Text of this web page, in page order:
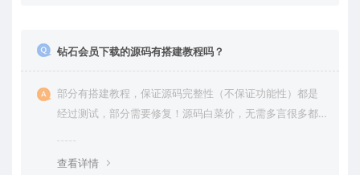
钻石会员下载的源码有搭建教程吗？
部分有搭建教程，保证源码完整性（不保证功能性）都是
经过测试，部分需要修复！源码白菜价，无需多言很多都
查看详情